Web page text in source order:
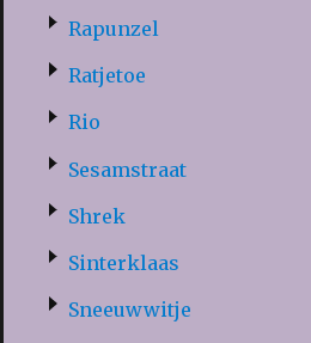
Rapunzel
Ratjetoe
Rio
Sesamstraat
Shrek
Sinterklaas
Sneeuwwitje